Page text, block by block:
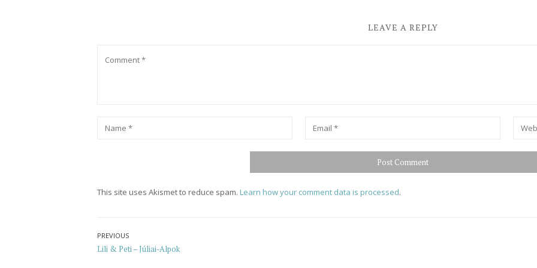
LEAVE A REPLY
Name Email
This site uses Akismet to reduce spam. Learn how your comment data is processed.
Post
navigation
PREVIOUS
Previous
Lili & Peti – Júliai-Alpok